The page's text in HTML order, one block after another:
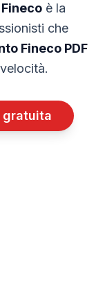
Fineco è la
che
FinecoPDF
gratuita